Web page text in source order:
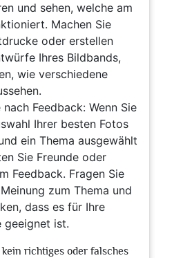
und sehen, welche am
Machen Sie
oder erstellen
Ihres Bildbands,
wie verschiedene
nach Feedback: Wenn Sie
Ihrer besten Fotos
ein Thema ausgewählt
Sie Freunde oder
Feedback. Fragen Sie
zum Thema und
dass es für Ihre
geeignet ist.
richtiges oder falsches